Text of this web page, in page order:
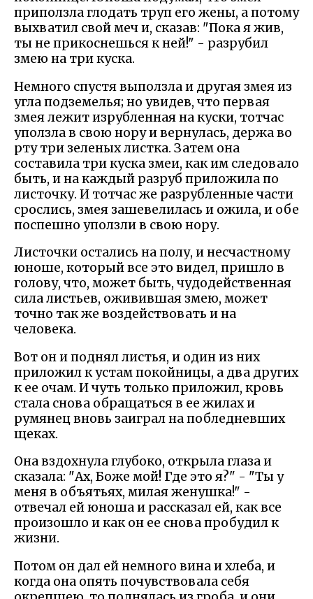
приползла глодать труп его жены, а потому
выхватил свой меч и, сказав: "Пока я жив,
ты не прикоснешься к ней!" - разрубил
змею на три куска.
Немного спустя выползла и другая змея из
угла подземелья; но увидев, что первая
змея лежит изрубленная на куски, тотчас
уползла в свою нору и вернулась, держа во
рту три зеленых листка. Затем она
составила три куска змеи, как им следовало
быть, и на каждый разруб приложила по
листочку. И тотчас же разрубленные части
срослись, змея зашевелилась и ожила, и обе
поспешно уползли в свою нору.
Листочки остались на полу, и несчастному
юноше, который все это видел, пришло в
голову, что, может быть, чудодейственная
сила листьев, оживившая змею, может
точно так же воздействовать и на
человека.
Вот он и поднял листья, и один из них
приложил к устам покойницы, а два других
к ее очам. И чуть только приложил, кровь
стала снова обращаться в ее жилах и
румянец вновь заиграл на побледневших
щеках.
Она вздохнула глубоко, открыла глаза и
сказала: "Ах, Боже мой! Где это я?" - "Ты у
меня в объятьях, милая женушка!" -
отвечал ей юноша и рассказал ей, как все
произошло и как он ее снова пробудил к
жизни.
Потом он дал ей немного вина и хлеба, и
когда она опять почувствовала себя